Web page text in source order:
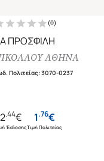
(0)
ΠΡΟΣΦΙΛΗ
ΑΘΗΝΑ
Πολιτείας:3070-0237
2.44€
Έκδοσης
1.76€
Τιμή Πολιτείας